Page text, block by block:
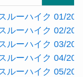
ルーハイク 01/20
ルーハイク 02/20
ルーハイク 03/20
ルーハイク 04/20
ルーハイク 05/20